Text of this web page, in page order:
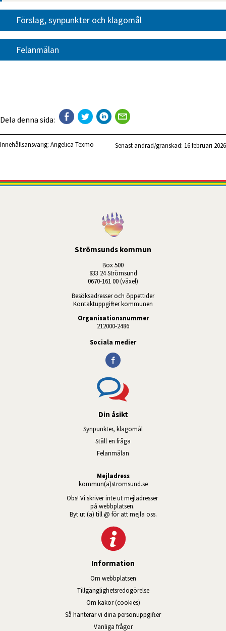
Förslag, synpunkter och klagomål
Felanmälan
Dela denna sida:
Innehållsansvarig: Angelica Texmo Senast ändrad/granskad: 16 februari 2026
Strömsunds kommun
Box 500
833 24 Strömsund
0670-161 00 (växel)
Besöksadresser och öppettider
Kontaktuppgifter kommunen
Organisationsnummer
212000-2486
Sociala medier
Din åsikt
Synpunkter, klagomål
Ställ en fråga
Felanmälan
Mejladress
kommun(a)stromsund.se
Obs! Vi skriver inte ut mejladresser
på webbplatsen.
Byt ut (a) till @ för att mejla oss.
Information
Om webbplatsen
Tillgänglig­hets­redo­görelse
Om kakor (cookies)
Så hanterar vi dina personuppgifter
Vanliga frågor